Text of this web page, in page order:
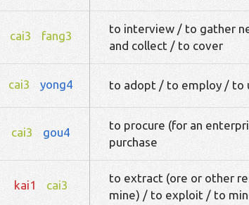
cai3 fang3
to interview / to gather
and collect / to cover
cai3 yong4 to adopt / to employ / to
cai3 gou4
to procure (for an
purchase
kai1 cai3
to extract (ore or other
mine) / to exploit / to